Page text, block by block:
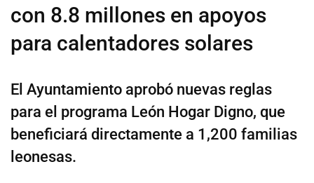
con 8.8 millones en apoyos
para calentadores solares
El Ayuntamiento aprobó nuevas reglas
para el programa León Hogar Digno, que
beneficiará directamente a 1,200 familias
leonesas.